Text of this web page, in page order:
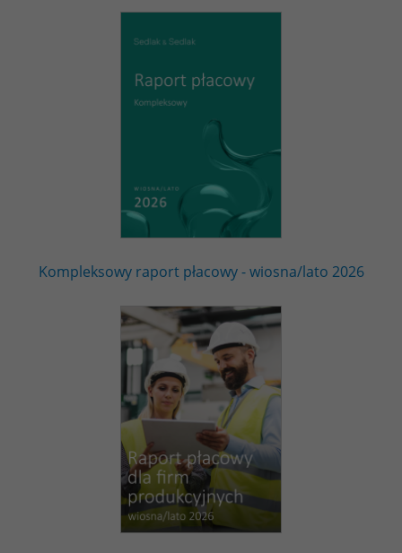
Kompleksowy raport płacowy - wiosna/lato 2026